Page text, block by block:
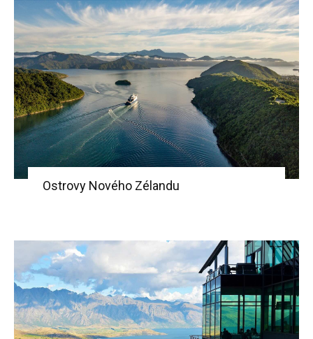
Ostrovy Nového Zélandu